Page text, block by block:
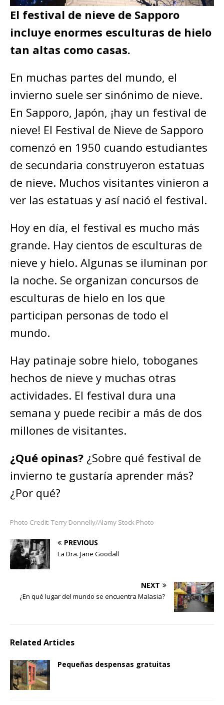
El festival de nieve de Sapporo
incluye enormes esculturas de hielo
tan altas como casas.
En muchas partes del mundo, el
invierno suele ser sinónimo de nieve.
En Sapporo, Japón, ¡hay un festival de
nieve! El Festival de Nieve de Sapporo
comenzó en 1950 cuando estudiantes
de secundaria construyeron estatuas
de nieve. Muchos visitantes vinieron a
ver las estatuas y así nació el festival.
Hoy en día, el festival es mucho más
grande. Hay cientos de esculturas de
nieve y hielo. Algunas se iluminan por
la noche. Se organizan concursos de
esculturas de hielo en los que
participan personas de todo el
mundo.
Hay patinaje sobre hielo, toboganes
hechos de nieve y muchas otras
actividades. El festival dura una
semana y puede recibir a más de dos
millones de visitantes.
¿Qué opinas? ¿Sobre qué festival de
invierno te gustaría aprender más?
¿Por qué?
Photo Credit: Terry Donnelly/Alamy Stock Photo
PREVIOUS
La Dra. Jane Goodall
NEXT
¿En qué lugar del mundo se encuentra Malasia?
Related Articles
Pequeñas despensas gratuitas